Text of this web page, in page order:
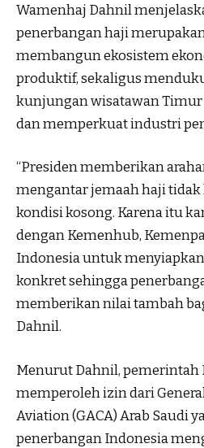
Wamenhaj Dahnil
penerbangan haji
membangun ekosistem
produktif, sekaligus
kunjungan wisatawan Timur
dan memperkuat industri
“Presiden memberikan
mengantar jemaah haji
kondisi kosong. Karena itu
dengan Kemenhub,
Indonesia untuk
konkret sehingga
memberikan nilai tambah
Dahnil.
Menurut Dahnil, pemerintah
memperoleh izin dari
Aviation (GACA) Arab Saudi
penerbangan Indonesia